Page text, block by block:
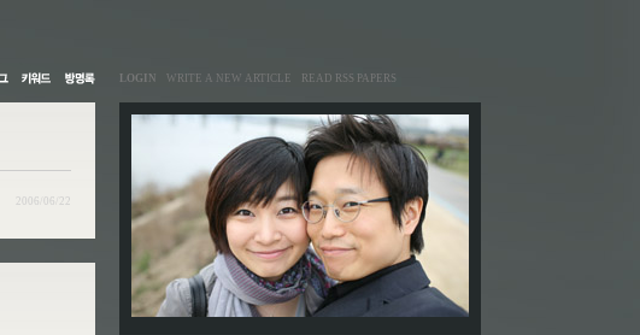
LOGIN WRITE A NEW ARTICLE READ RSS PAPERS
2006/06/22